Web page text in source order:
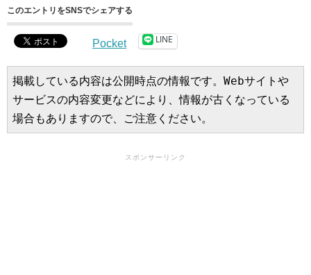
このエントリをSNSでシェアする
Pocket LINE
掲載している内容は公開時点の情報です。Webサイトや
サービスの内容変更などにより、情報が古くなっている
場合もありますので、ご注意ください。
スポンサーリンク